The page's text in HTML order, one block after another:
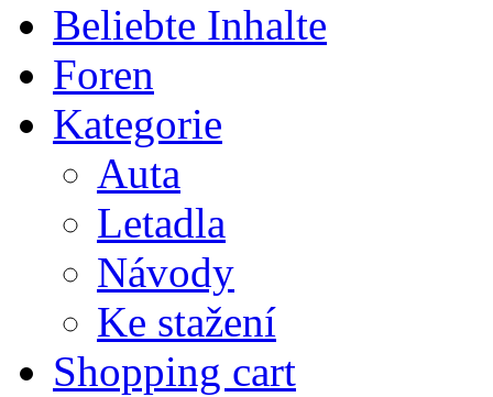
Beliebte Inhalte
Foren
Kategorie
Auta
Letadla
Návody
Ke stažení
Shopping cart